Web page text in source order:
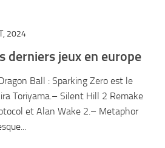
2024
derniers jeux en europe
Ball : Sparking Zero est le
Toriyama.– Silent Hill 2 Remake
et Alan Wake 2.– Metaphor